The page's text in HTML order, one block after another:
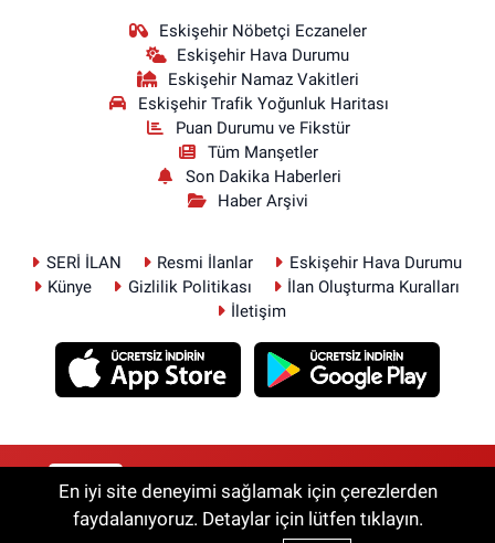
Eskişehir Nöbetçi Eczaneler
Eskişehir Hava Durumu
Eskişehir Namaz Vakitleri
Eskişehir Trafik Yoğunluk Haritası
Puan Durumu ve Fikstür
Tüm Manşetler
Son Dakika Haberleri
Haber Arşivi
SERİ İLAN Resmi İlanlar
Eskişehir Hava Durumu
Künye
Gizlilik Politikası
İlan Oluşturma Kuralları
İletişim
RSS Copyright © 2026. Her hakkı saklıdır.
En iyi site deneyimi sağlamak için çerezlerden
faydalanıyoruz. Detaylar için lütfen tıklayın.